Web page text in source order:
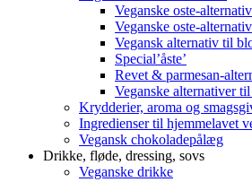
Veganske oste-
Veganske oste-
Vegansk alternativ til
Special’åste’
Revet & parmesan-
Veganske alternativer
Krydderier, aroma og
Ingredienser til hjemmelavet
Vegansk chokoladepålæg
Drikke, fløde, dressing, sovs
Veganske drikke